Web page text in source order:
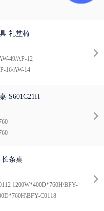
-礼堂椅
49/AP-12
16/AW-14
-S601C21H
长条桌
1200W*400D*760H\BFY-
C0118